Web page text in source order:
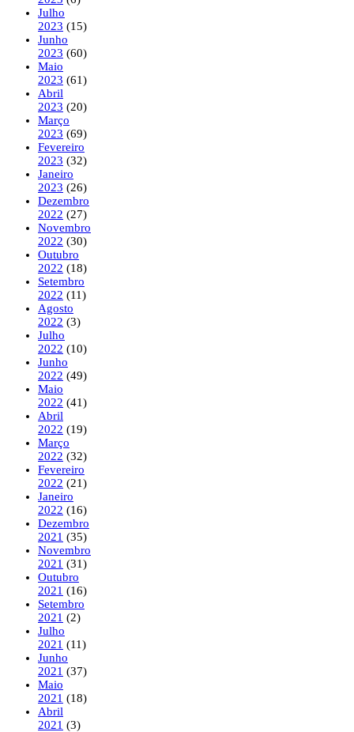
Julho
2023 (15)
Junho
2023 (60)
Maio
2023 (61)
Abril
2023 (20)
Março
2023 (69)
Fevereiro
2023 (32)
Janeiro
2023 (26)
Dezembro
2022 (27)
Novembro
2022 (30)
Outubro
2022 (18)
Setembro
2022 (11)
Agosto
2022 (3)
Julho
2022 (10)
Junho
2022 (49)
Maio
2022 (41)
Abril
2022 (19)
Março
2022 (32)
Fevereiro
2022 (21)
Janeiro
2022 (16)
Dezembro
2021 (35)
Novembro
2021 (31)
Outubro
2021 (16)
Setembro
2021 (2)
Julho
2021 (11)
Junho
2021 (37)
Maio
2021 (18)
Abril
2021 (3)